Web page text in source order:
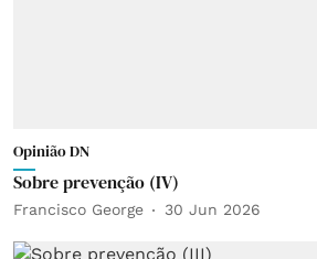
Opinião DN
Sobre prevenção (IV)
Francisco George 30 Jun 2026